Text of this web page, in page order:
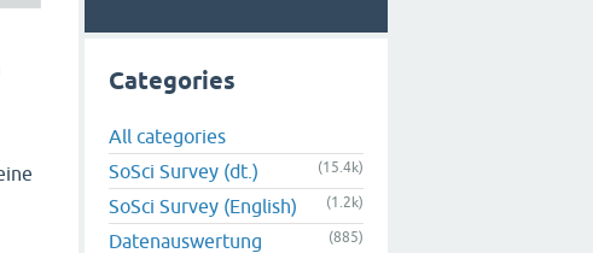
Categories
All categories
SoSci Survey (dt.)
(15.4k)
SoSci Survey (English) (1.2k)
Datenauswertung (885)